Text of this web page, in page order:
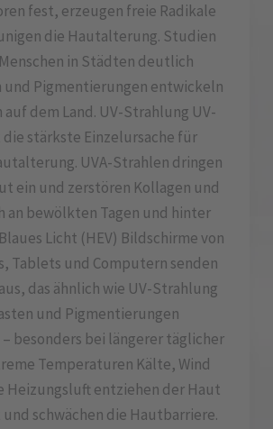
fest, erzeugen freie Radikale
die Hautalterung. Studien
in Städten deutlich
und Pigmentierungen entwickeln
auf dem Land. UV-Strahlung UV-
stärkste Einzelursache für
UVA-Strahlen dringen
ein und zerstören Kollagen und
an bewölkten Tagen und hinter
Licht (HEV) Bildschirme von
Tablets und Computern senden
das ähnlich wie UV-Strahlung
und Pigmentierungen
besonders bei längerer täglicher
Temperaturen Kälte, Wind
Heizungsluft entziehen der Haut
schwächen die Hautbarriere.